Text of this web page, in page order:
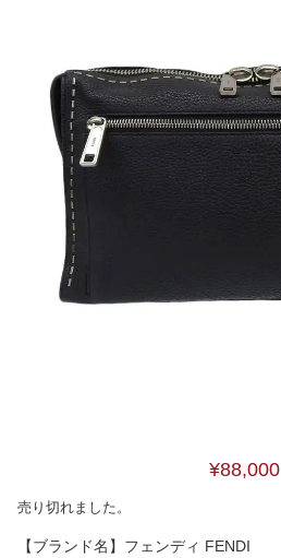
¥88,000
売り切れました。
【ブランド名】フェンディ FENDI